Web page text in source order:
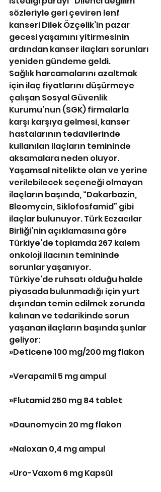
sözleriyle geri çeviren lenf
kanseri Dilek Özçelik’in pazar
gecesi yaşamını yitirmesinin
ardından kanser ilaçları sorunları
yeniden gündeme geldi.
Sağlık harcamalarını azaltmak
için ilaç fiyatlarını düşürmeye
çalışan Sosyal Güvenlik
Kurumu’nun (SGK) firmalarla
karşı karşıya gelmesi, kanser
hastalarının tedavilerinde
kullanılan ilaçların temininde
aksamalara neden oluyor.
Yaşamsal nitelikte olan ve yerine
verilebilecek seçeneği olmayan
ilaçların başında, “Dakarbazin,
Bleomycin, Siklofosfamid” gibi
ilaçlar bulunuyor. Türk Eczacılar
Birliği’nin açıklamasına göre
Türkiye’de toplamda 267 kalem
onkoloji ilacının temininde
sorunlar yaşanıyor.
Türkiye’de ruhsatı olduğu halde
piyasada bulunmadığı için yurt
dışından temin edilmek zorunda
kalınan ve tedarikinde sorun
yaşanan ilaçların başında şunlar
geliyor:
»Deticene 100 mg/200 mg flakon
»Verapamil 5 mg ampul
»Flutamid 250 mg 84 tablet
»Daunomycin 20 mg flakon
»Naloxan 0,4 mg ampul
»Uro-Vaxom 6 mg Kapsül